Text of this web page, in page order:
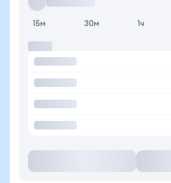
15м 30м 1ч